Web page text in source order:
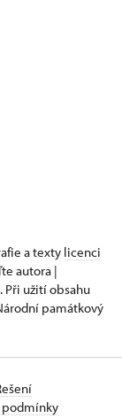
a texty licenci
autora |
Při užití obsahu
památkový
podmínky